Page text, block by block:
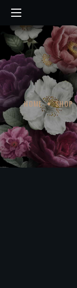
HOME SHOP